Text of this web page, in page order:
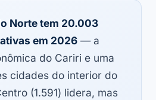
Norte tem 20.003
em 2026 — a
do Cariri e uma
cidades do interior do
(1.591) lidera, mas